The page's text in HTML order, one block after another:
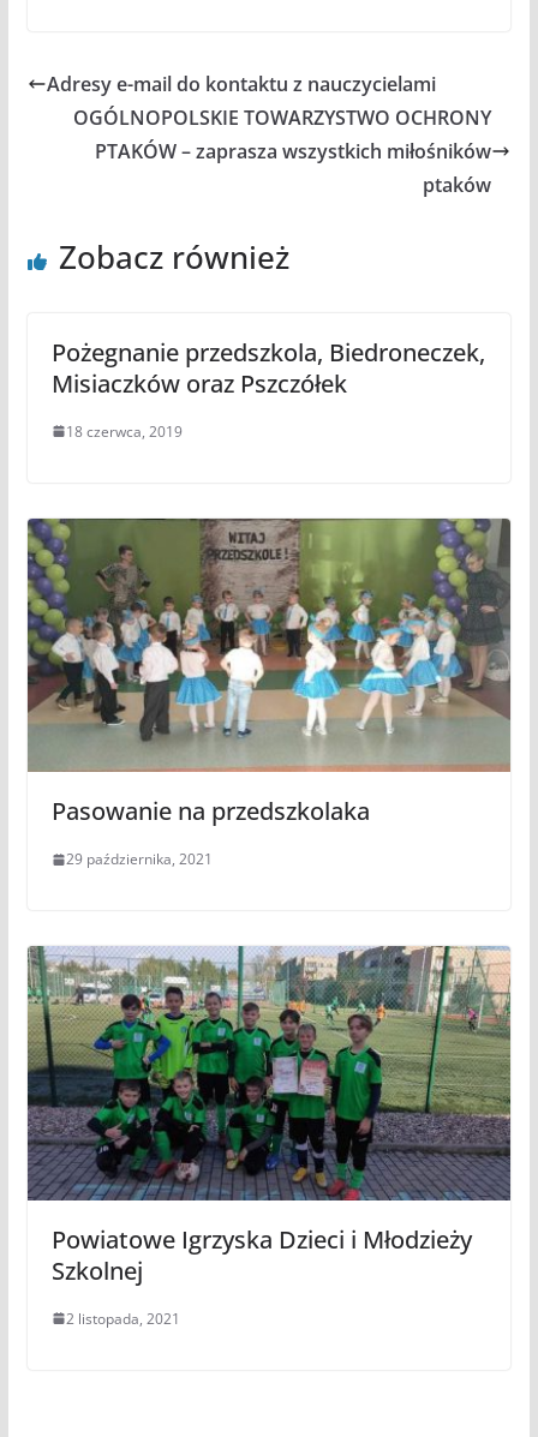
Adresy e-mail do kontaktu z nauczycielami
OGÓLNOPOLSKIE TOWARZYSTWO OCHRONY
PTAKÓW – zaprasza wszystkich miłośników
ptaków
Zobacz również
Pożegnanie przedszkola, Biedroneczek,
Misiaczków oraz Pszczółek
18 czerwca, 2019
Pasowanie na przedszkolaka
29 października, 2021
Powiatowe Igrzyska Dzieci i Młodzieży
Szkolnej
2 listopada, 2021